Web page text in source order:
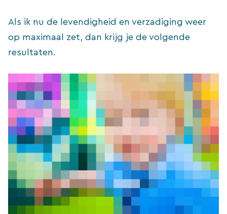
Als ik nu de levendigheid en verzadiging weer
op maximaal zet, dan krijg je de volgende
resultaten.